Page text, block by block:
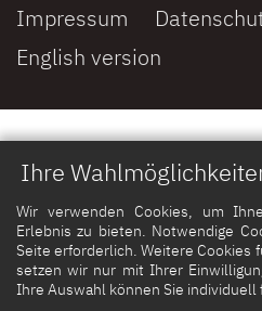
Ihre
Wir verwenden Cookies, um
Erlebnis zu bieten. Notwendige
Seite erforderlich. Weitere
setzen wir nur mit Ihrer
Ihre Auswahl können Sie individuell
Impressum
English version